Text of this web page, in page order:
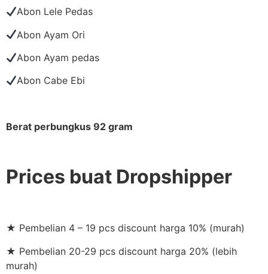
Abon Lele Pedas
Abon Ayam Ori
Abon Ayam pedas
Abon Cabe Ebi
Berat perbungkus 92 gram
Prices buat Dropshipper
★ Pembelian 4 – 19 pcs discount harga 10% (murah)
★ Pembelian 20-29 pcs discount harga 20% (lebih
murah)